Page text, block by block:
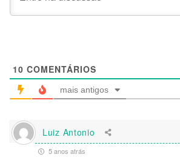
10 COMENTÁRIOS
mais antigos
Luiz Antonio
5 anos atrás